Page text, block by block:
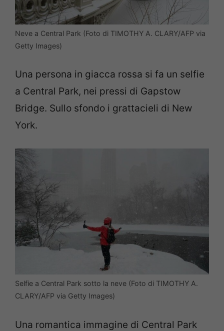
Neve a Central Park (Foto di TIMOTHY A. CLARY/AFP via
Getty Images)
Una persona in giacca rossa si fa un selfie
a Central Park, nei pressi di Gapstow
Bridge. Sullo sfondo i grattacieli di New
York.
Selfie a Central Park sotto la neve (Foto di TIMOTHY A.
CLARY/AFP via Getty Images)
Una romantica immagine di Central Park